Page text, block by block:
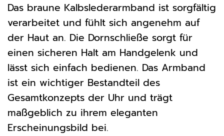
Das braune Kalbslederarmband ist sorgfältig
verarbeitet und fühlt sich angenehm auf
der Haut an. Die Dornschließe sorgt für
einen sicheren Halt am Handgelenk und
lässt sich einfach bedienen. Das Armband
ist ein wichtiger Bestandteil des
Gesamtkonzepts der Uhr und trägt
maßgeblich zu ihrem eleganten
Erscheinungsbild bei.